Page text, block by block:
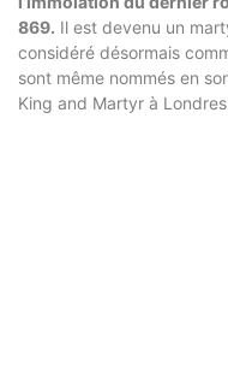
869. Il est devenu un
considéré désormais
sont même nommés en
King and Martyr à